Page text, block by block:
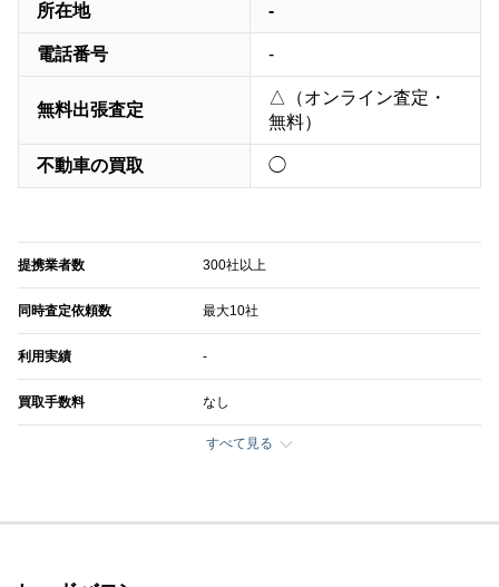
所在地 -
電話番号 -
無料出張査定
△（オンライン査定・
無料）
不動車の買取 ◯
提携業者数 300社以上
同時査定依頼数 最大10社
利用実績 -
買取手数料 なし
すべて見る